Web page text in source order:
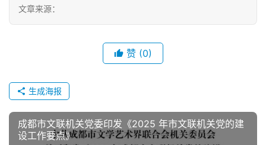
党
建
网
络
厅
文章来源：
赞 (0)
生成海报
成都市文联机关党委印发《2025 年市文联机关党的建
设工作要点》